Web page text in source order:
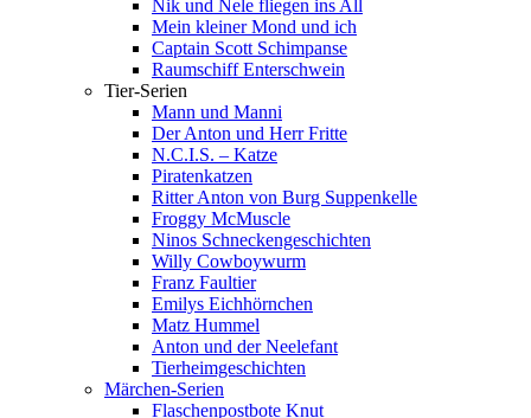
Nik und Nele fliegen ins All
Mein kleiner Mond und ich
Captain Scott Schimpanse
Raumschiff Enterschwein
Tier-Serien
Mann und Manni
Der Anton und Herr Fritte
N.C.I.S. – Katze
Piratenkatzen
Ritter Anton von Burg Suppenkelle
Froggy McMuscle
Ninos Schneckengeschichten
Willy Cowboywurm
Franz Faultier
Emilys Eichhörnchen
Matz Hummel
Anton und der Neelefant
Tierheimgeschichten
Märchen-Serien
Flaschenpostbote Knut